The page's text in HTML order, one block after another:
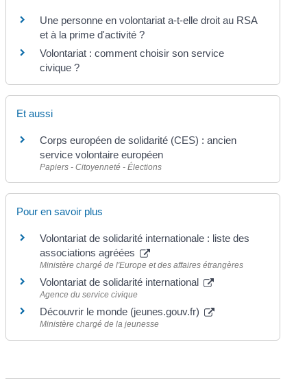
Une personne en volontariat a-t-elle droit au RSA
et à la prime d'activité ?
Volontariat : comment choisir son service
civique ?
Et aussi
Corps européen de solidarité (CES) : ancien
service volontaire européen
Papiers - Citoyenneté - Élections
Pour en savoir plus
Volontariat de solidarité internationale : liste des
associations agréées
Ministère chargé de l'Europe et des affaires étrangères
Volontariat de solidarité international
Agence du service civique
Découvrir le monde (jeunes.gouv.fr)
Ministère chargé de la jeunesse